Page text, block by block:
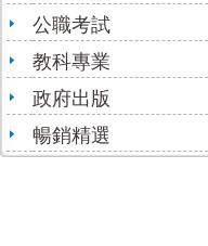
公職考試
教科專業
政府出版
暢銷精選